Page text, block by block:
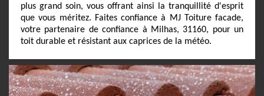
plus grand soin, vous offrant ainsi la tranquillité d'esprit
que vous méritez. Faites confiance à MJ Toiture facade,
votre partenaire de confiance à Milhas, 31160, pour un
toit durable et résistant aux caprices de la météo.